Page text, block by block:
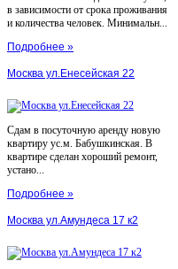
в зависимости от срока проживания
и количества человек. Минимальн...
Подробнее »
Москва ул.Енесейская 22
Сдам в посуточную аренду новую
квартиру ус.м. Бабушкинская. В
квартире сделан хороший ремонт,
устано...
Подробнее »
Москва ул.Амундеса 17 к2